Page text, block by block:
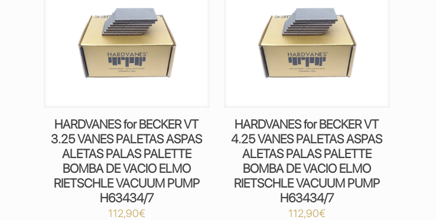
HARDVANES for BECKER VT
3.25 VANES PALETAS ASPAS
ALETAS PALAS PALETTE
BOMBA DE VACIO ELMO
RIETSCHLE VACUUM PUMP
H63434/7
112,90€
HARDVANES for BECKER VT
4.25 VANES PALETAS ASPAS
ALETAS PALAS PALETTE
BOMBA DE VACIO ELMO
RIETSCHLE VACUUM PUMP
H63434/7
112,90€